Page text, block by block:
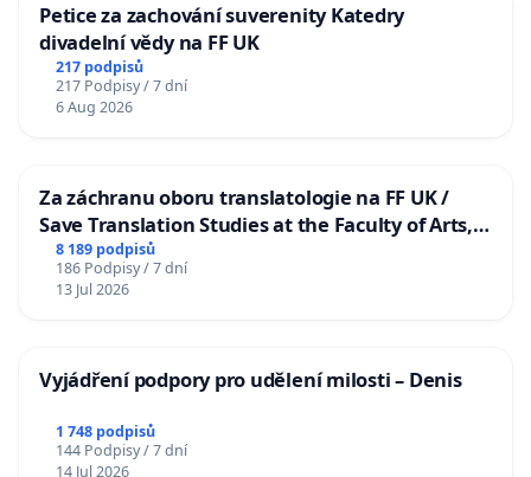
Petice za zachování suverenity Katedry
divadelní vědy na FF UK
217 podpisů
217 Podpisy / 7 dní
6 Aug 2026
Za záchranu oboru translatologie na FF UK /
Save Translation Studies at the Faculty of Arts,
Charles University
8 189 podpisů
186 Podpisy / 7 dní
13 Jul 2026
Vyjádření podpory pro udělení milosti – Denis
1 748 podpisů
144 Podpisy / 7 dní
14 Jul 2026